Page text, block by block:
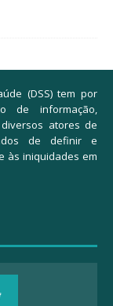
(DSS) tem por
de informação,
atores de
de definir e
às iniquidades em